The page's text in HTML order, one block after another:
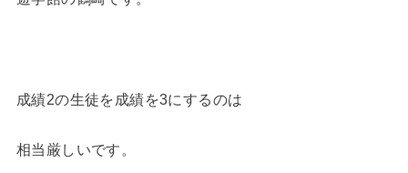
成績2の生徒を成績を3にするのは
相当厳しいです。